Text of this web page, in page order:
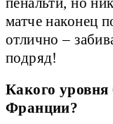
матче наконец
отлично –
подряд!
Какого
Франции?